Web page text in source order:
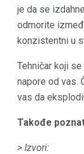
je da se
odmorite
konzistentni u
Tehničar koji
napore od vas.
vas da
Takođe
> Izvori: